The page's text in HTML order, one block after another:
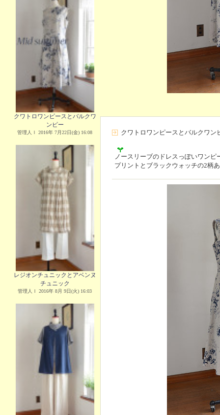
クワトロワンピースとバルクワ
ンピー
管理人Ｉ 2016年 7月22日(金) 16:08
レジオンチュニックとアベンヌ
チュニック
管理人Ｉ 2016年 8月 9日(火) 16:03
クワトロワンピースとバルクワン
ノースリーブのドレスっぽいワンピ
プリントとブラックウォッチの2柄